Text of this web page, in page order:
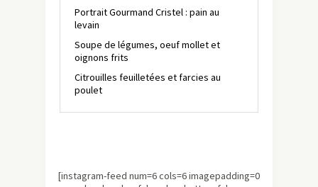
Portrait Gourmand Cristel : pain au
levain
Soupe de légumes, oeuf mollet et
oignons frits
Citrouilles feuilletées et farcies au
poulet
[instagram-feed num=6 cols=6 imagepadding=0